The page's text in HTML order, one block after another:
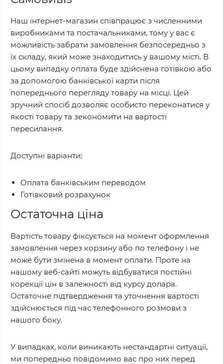
Наш інтернет-магазин співпрацює з численними
виробниками та постачальниками, тому у вас є
можливість забрати замовлення безпосередньо з
їх складу, який може знаходитись у вашому місті. В
цьому випадку оплата буде здійснена готівкою або
за допомогою банківської карти після
попереднього перегляду товару на місці. Цей
зручний спосіб дозволяє особисто переконатися у
якості товару та зекономити на вартості
пересилання.
Доступні варіанти:
Оплата банківським переводом
Готівковий розрахунок
Остаточна ціна
Вартість товару фіксується на момент оформлення
замовлення через корзину або по телефону і не
може бути змінена в момент оплати. Проте на
нашому веб-сайті можуть відбуватися постійні
корекції цін в залежності від курсу долара.
Остаточне підтвердження та уточнення вартості
здійснюється під час телефонного розмови з
нашого боку.
У випадках, коли виникають нестандартні ситуації,
ми попередньо повідомимо вас про них перед